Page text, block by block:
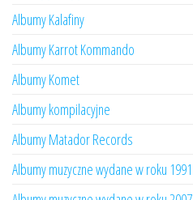
Albumy Kalafiny
Albumy Karrot Kommando
Albumy Komet
Albumy kompilacyjne
Albumy Matador Records
Albumy muzyczne wydane w roku 1991